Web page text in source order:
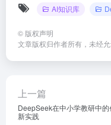
AI知识库
© 版权声明
文章版权归作者所有，未经允
上一篇
DeepSeek在中小学教研中的
新实践